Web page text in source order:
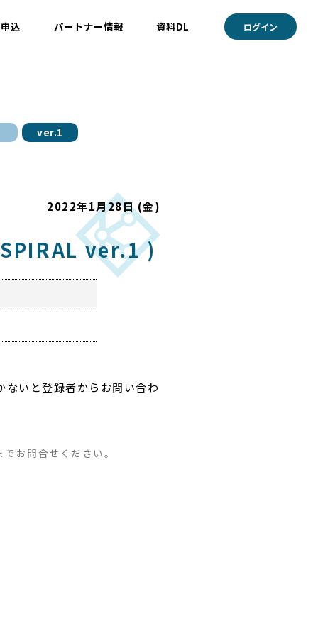
込 パートナー情報 資料DL ログイン
ver.1
2022年1月28日 (金)
SPIRAL ver.1 )
いと登録者からお問い合わ
お問合せください。